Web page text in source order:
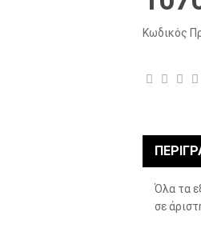
Κωδικός
Όλα τα
σε